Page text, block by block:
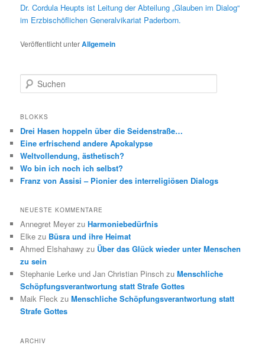
Dr. Cordula Heupts ist Leitung der Abteilung „Glauben im Dialog“
im Erzbischöflichen Generalvikariat Paderborn.
Veröffentlicht unterAllgemein
u
h
n
BLOKKS
Drei Hasen hoppeln über die Seidenstraße…
Eine erfrischend andere Apokalypse
Weltvollendung, ästhetisch?
Wo bin ich noch ich selbst?
Franz von Assisi – Pionier des interreligiösen Dialogs
NEUESTE KOMMENTARE
Annegret Meyer zuHarmoniebedürfnis
Elke zu Büsra und ihre Heimat
Ahmed Elshahawy zu Über das Glück wieder unter Menschen
zu sein
Stephanie Lerke und Jan Christian Pinsch zuMenschliche
Schöpfungsverantwortung statt Strafe Gottes
Maik Fleck zuMenschliche Schöpfungsverantwortung statt
Strafe Gottes
ARCHIV